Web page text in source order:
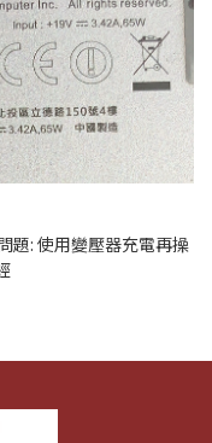
題: 使用變壓器充電再操